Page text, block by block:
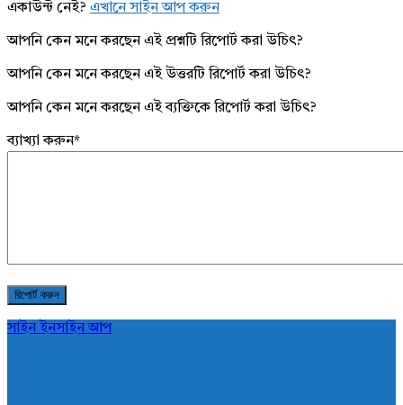
একাউন্ট নেই? এখানে সাইন আপ করুন
আপনি কেন মনে করছেন এই প্রশ্নটি রিপোর্ট করা উচিৎ?
আপনি কেন মনে করছেন এই উত্তরটি রিপোর্ট করা উচিৎ?
আপনি কেন মনে করছেন এই ব্যক্তিকে রিপোর্ট করা উচিৎ?
ব্যাখ্যা করুন*
সাইন ইনসাইন আপ